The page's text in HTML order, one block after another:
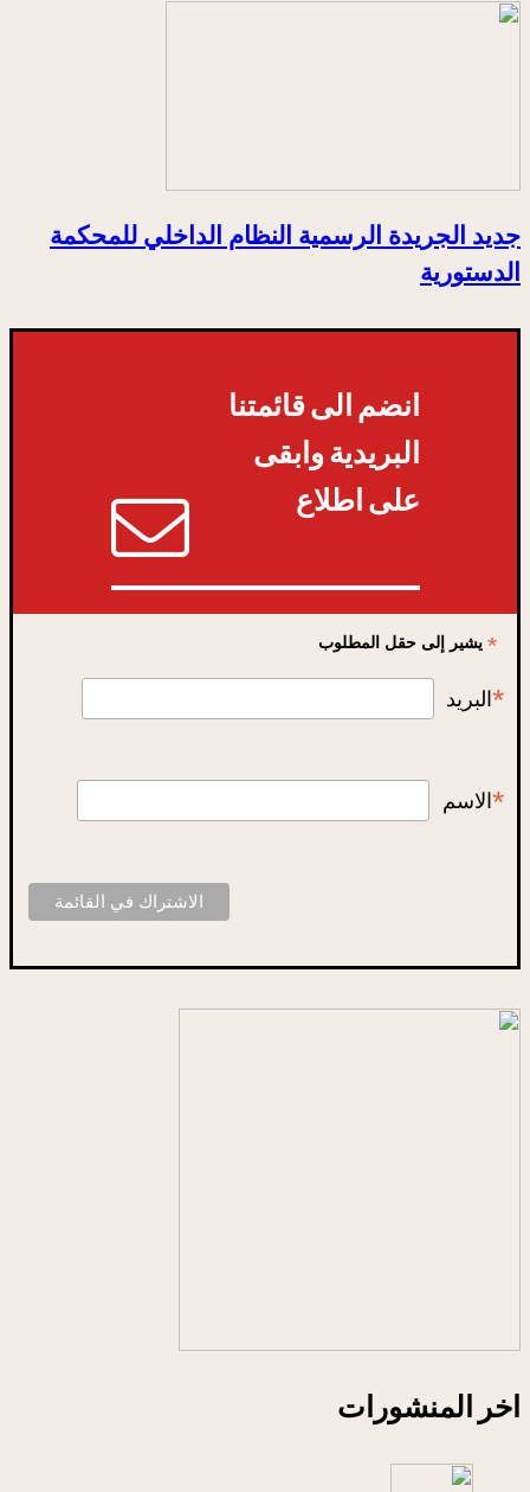
جديد الجريدة الرسمية النظام الداخلي للمحكمة
الدستورية
انضم الى قائمتنا
البريدية وابقى
على اطلاع
*يشير إلى حقل المطلوب
*البريد
* الاسم
اخر المنشورات